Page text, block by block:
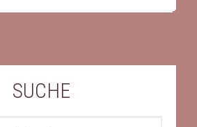
SUCHE